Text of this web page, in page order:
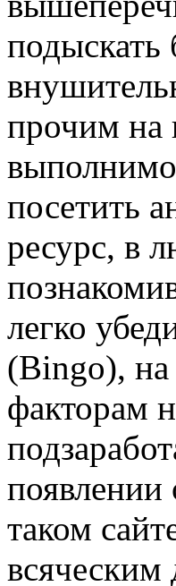
прочим на
посетить
ресурс, в
легко
(Bingo), на
факторам
появлении
таком
всяческим